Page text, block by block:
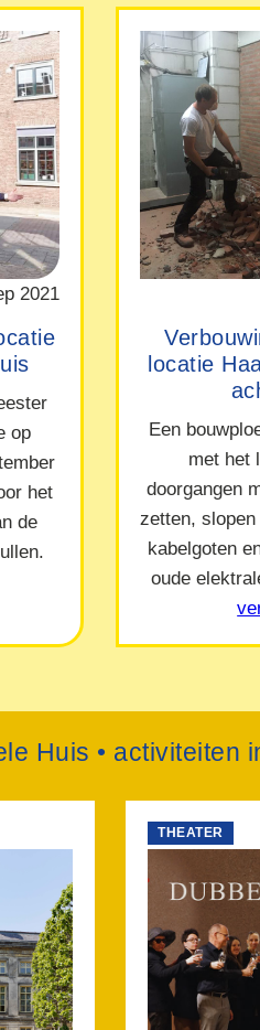
2021
op
het
de
locatie
Een
met het
doorgangen
zetten,
kabelgoten
oude
Huis • activiteiten
THEATER